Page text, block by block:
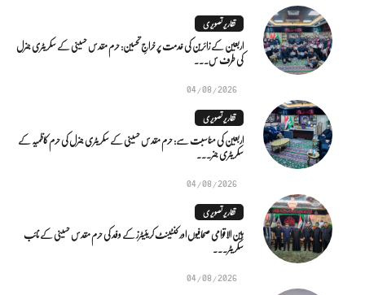
تقاریر تصویری
اربعین کے زائرین کی خدمت پر خراجِ تحسین: حرم مقدس حسینی کے سکریٹری جنرل
کی طرف س...
04/08/2026
تقاریر تصویری
اربعین کی مناسبت سے: حرم مقدس حسینی کے سکریٹری جنرل کی حرم کاظمیہ کے
سکریٹری جنر...
04/08/2026
تقاریر تصویری
بین الاقوامی صحافیوں اور کنٹینٹ کریئیٹرز کے وفد کی حرم مقدس حسینی کے نائب
سکریٹر...
04/08/2026